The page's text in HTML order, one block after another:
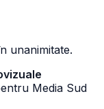
unanimitate.
Media Sud